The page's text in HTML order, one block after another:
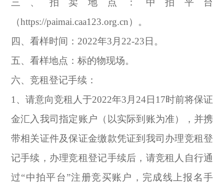
三、拍卖地点：中拍平台
（https://paimai.caa123.org.cn）。
四、看样时间：2022年3月22-23日。
五、看样地点：标的物现场。
六、竞租登记手续：
1 、请意向竞租人于2022年3月24日17时前将保证
金汇入我司指定账户（以实际到账为准），并携
带相关证件及保证金缴款凭证到我司办理竞租登
记手续，办理竞租登记手续后，请竞租人自行通
过“中拍平台”注册竞买账户，完成线上报名手